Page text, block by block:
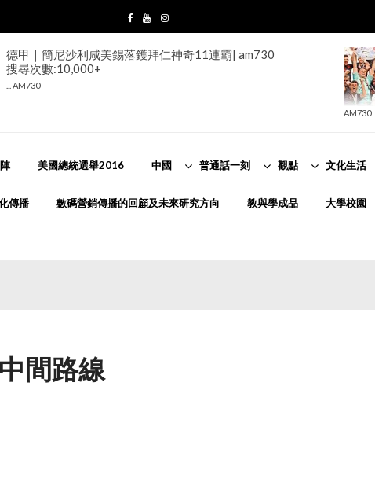
德甲｜簡尼沙利咸美錫落鑊拜仁神奇11連霸| am730
搜尋次數:10,000+
... AM730
AM730
美國總統選舉2016 中國 普通話一刻 觀點 文化生活
傳播 數碼營銷傳播的回顧及未來研究方向 教與學成品 大學校園
間路線